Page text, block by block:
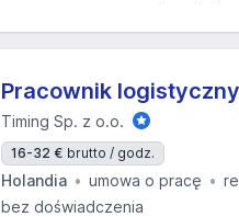
Pracownik
Timing Sp. z o.o.
16-32 € brutto / godz.
Holandia umowa o pracę
bez doświadczenia